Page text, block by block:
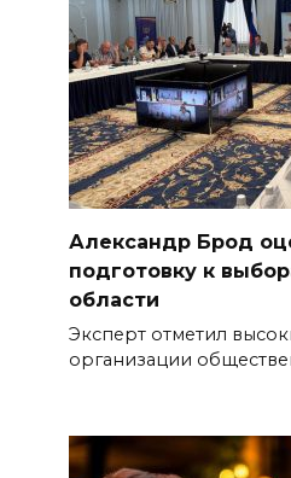
Александр Брод
подготовку к
области
Эксперт отметил
организации